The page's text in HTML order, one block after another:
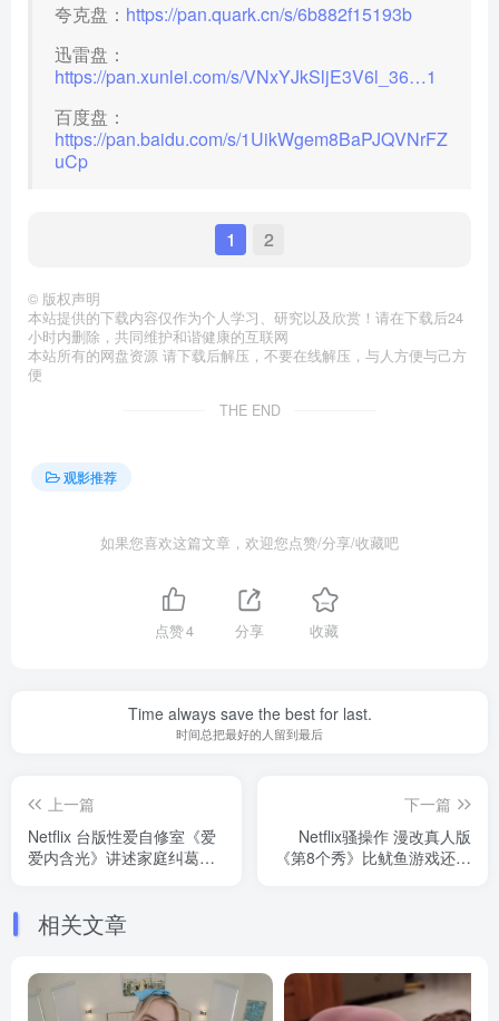
夸克盘： https://pan.quark.cn/s/6b882f15193b
迅雷盘：
https://pan.xunlei.com/s/VNxYJkSljE3V6l_36…1
百度盘：
https://pan.baidu.com/s/1UikWgem8BaPJQVNrFZ
uCp
1 2
© 版权声明
本站提供的下载内容仅作为个人学习、研究以及欣赏！请在下载后24
小时内删除，共同维护和谐健康的互联网
本站所有的网盘资源 请下载后解压，不要在线解压，与人方便与己方
便
THE END
观影推荐
如果您喜欢这篇文章，欢迎您点赞/分享/收藏吧
点赞4 分享 收藏
Time always save the best for last.
时间总把最好的人留到最后
上一篇
Netflix 台版性爱自修室《爱
爱内含光》讲述家庭纠葛：
下一篇
Netflix骚操作 漫改真人版
《第8个秀》比鱿鱼游戏还好
相关文章